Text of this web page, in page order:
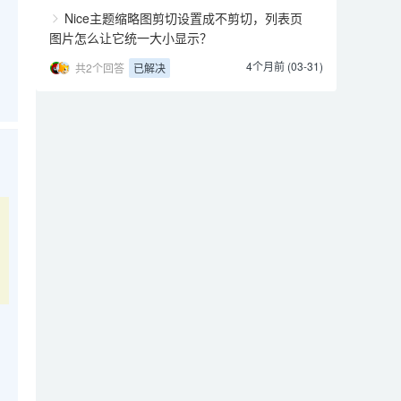
Nice主题缩略图剪切设置成不剪切，列表页
图片怎么让它统一大小显示？
共2个回答 已解决 4个月前 (03-31)